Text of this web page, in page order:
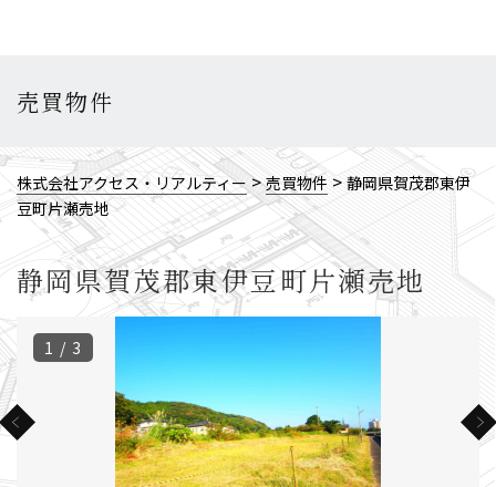
売買物件
株式会社アクセス・リアルティー>売買物件 > 静岡県賀茂郡東伊
豆町片瀬売地
静岡県賀茂郡東伊豆町片瀬売地
1 / 3